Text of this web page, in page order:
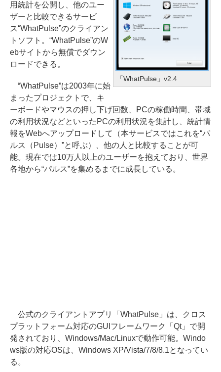
「WhatPulse」v2.4
用統計を公開し、他のユー
ザーと比較できるサービ
ス“WhatPulse”のクライアン
トソフト。“WhatPulse”のW
ebサイトから無償でダウン
ロードできる。
“WhatPulse”は2003年に始
まったプロジェクトで、キ
ーボードやマウスの押し下げ回数、PCの稼働時間、帯域
の利用状況などといったPCの利用状況を集計し、統計情
報をWebへアップロードして（本サービスではこれを“パ
ルス（Pulse）”と呼ぶ）、他の人と比較することが可
能。現在では10万人以上のユーザーを抱えており、世界
各地から“パルス”を集めるまでに成長している。
公式のクライアントアプリ「WhatPulse」は、クロス
プラットフォーム対応のGUIフレームワーク「Qt」で開
発されており、Windows/Mac/Linuxで動作可能。Windo
ws版の対応OSは、Windows XP/Vista/7/8/8.1となってい
る。